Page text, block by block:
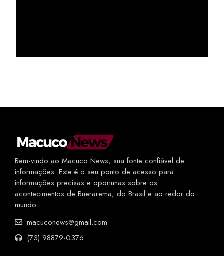
Bem-vindo ao Macuco News, sua fonte confiável de
informações. Este é o seu ponto de acesso para
informações precisas e oportunas sobre os
acontecimentos de Buerarema, do Brasil e ao redor do
mundo.
macuconews@gmail.com
(73) 98879-0376